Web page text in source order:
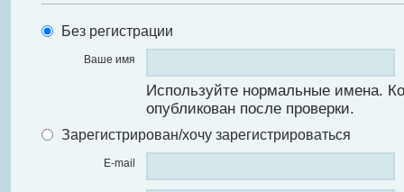
Без регистрации
Ваше имя
Используйте нормальные имена.
опубликован после проверки.
Зарегистрирован/хочу зарегистрироваться
E-mail